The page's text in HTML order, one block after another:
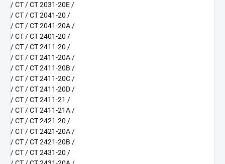
/ CT / CT 2031-20E /
/ CT / CT 2041-20 /
/ CT / CT 2041-20A /
/ CT / CT 2401-20 /
/ CT / CT 2411-20 /
/ CT / CT 2411-20A /
/ CT / CT 2411-20B /
/ CT / CT 2411-20C /
/ CT / CT 2411-20D /
/ CT / CT 2411-21 /
/ CT / CT 2411-21A /
/ CT / CT 2421-20 /
/ CT / CT 2421-20A /
/ CT / CT 2421-20B /
/ CT / CT 2431-20 /